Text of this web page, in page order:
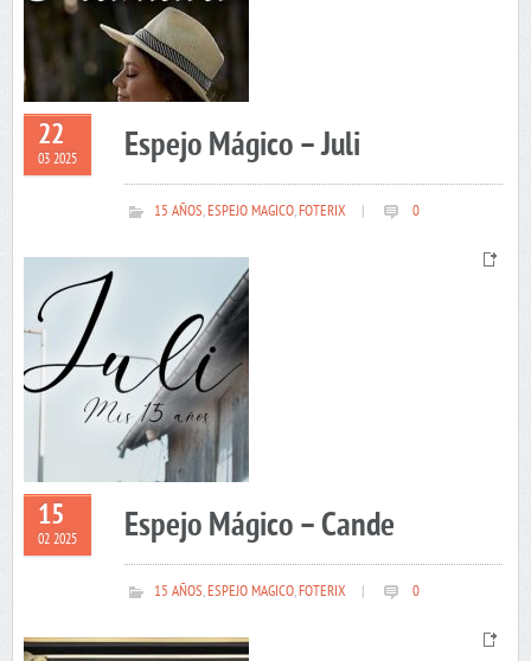
22
03 2025 Espejo Mágico – Juli
15 AÑOS,ESPEJO MAGICO,FOTERIX 0
15
02 2025 Espejo Mágico – Cande
15 AÑOS,ESPEJO MAGICO,FOTERIX 0